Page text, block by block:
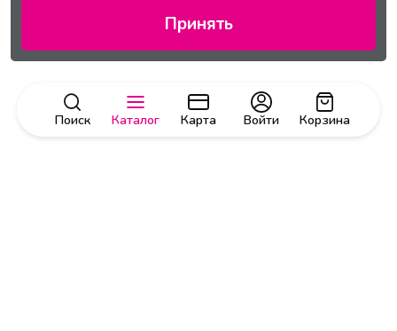
Поиск Каталог Карта Корзина
Войти
Принять